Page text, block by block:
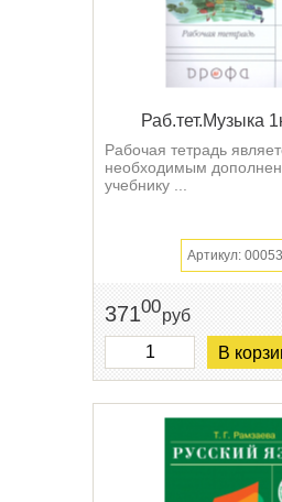
Раб.тет.Музыка
Рабочая тетрадь
необходимым
учебнику ...
Артикул:
37100руб
В